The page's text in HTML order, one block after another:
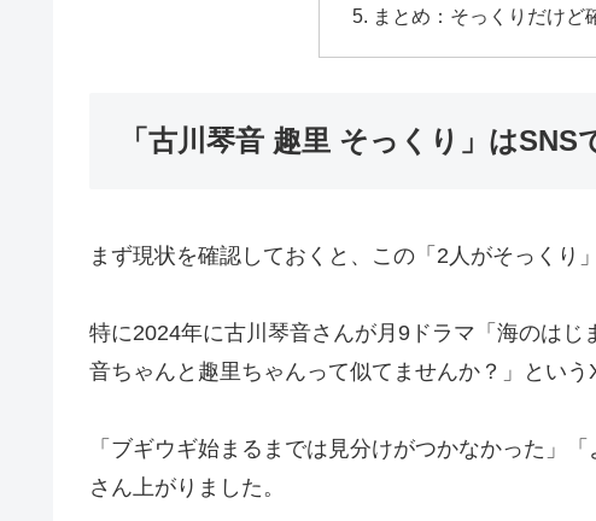
まとめ：そっくりだけど
「古川琴音 趣里 そっくり」はSNS
まず現状を確認しておくと、この「2人がそっくり
特に2024年に古川琴音さんが月9ドラマ「海のは
音ちゃんと趣里ちゃんって似てませんか？」という
「ブギウギ始まるまでは見分けがつかなかった」
さん上がりました。